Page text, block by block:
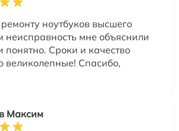
ноутбуков высшего
неисправность мне объяснили
понятно. Сроки и качество
великолепные! Спасибо,
Максим